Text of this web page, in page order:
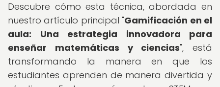
Descubre cómo esta técnica, abordada en
nuestro artículo principal "Gamificación en el
aula: Una estrategia innovadora para
enseñar matemáticas y ciencias", está
transformando la manera en que los
estudiantes aprenden de manera divertida y